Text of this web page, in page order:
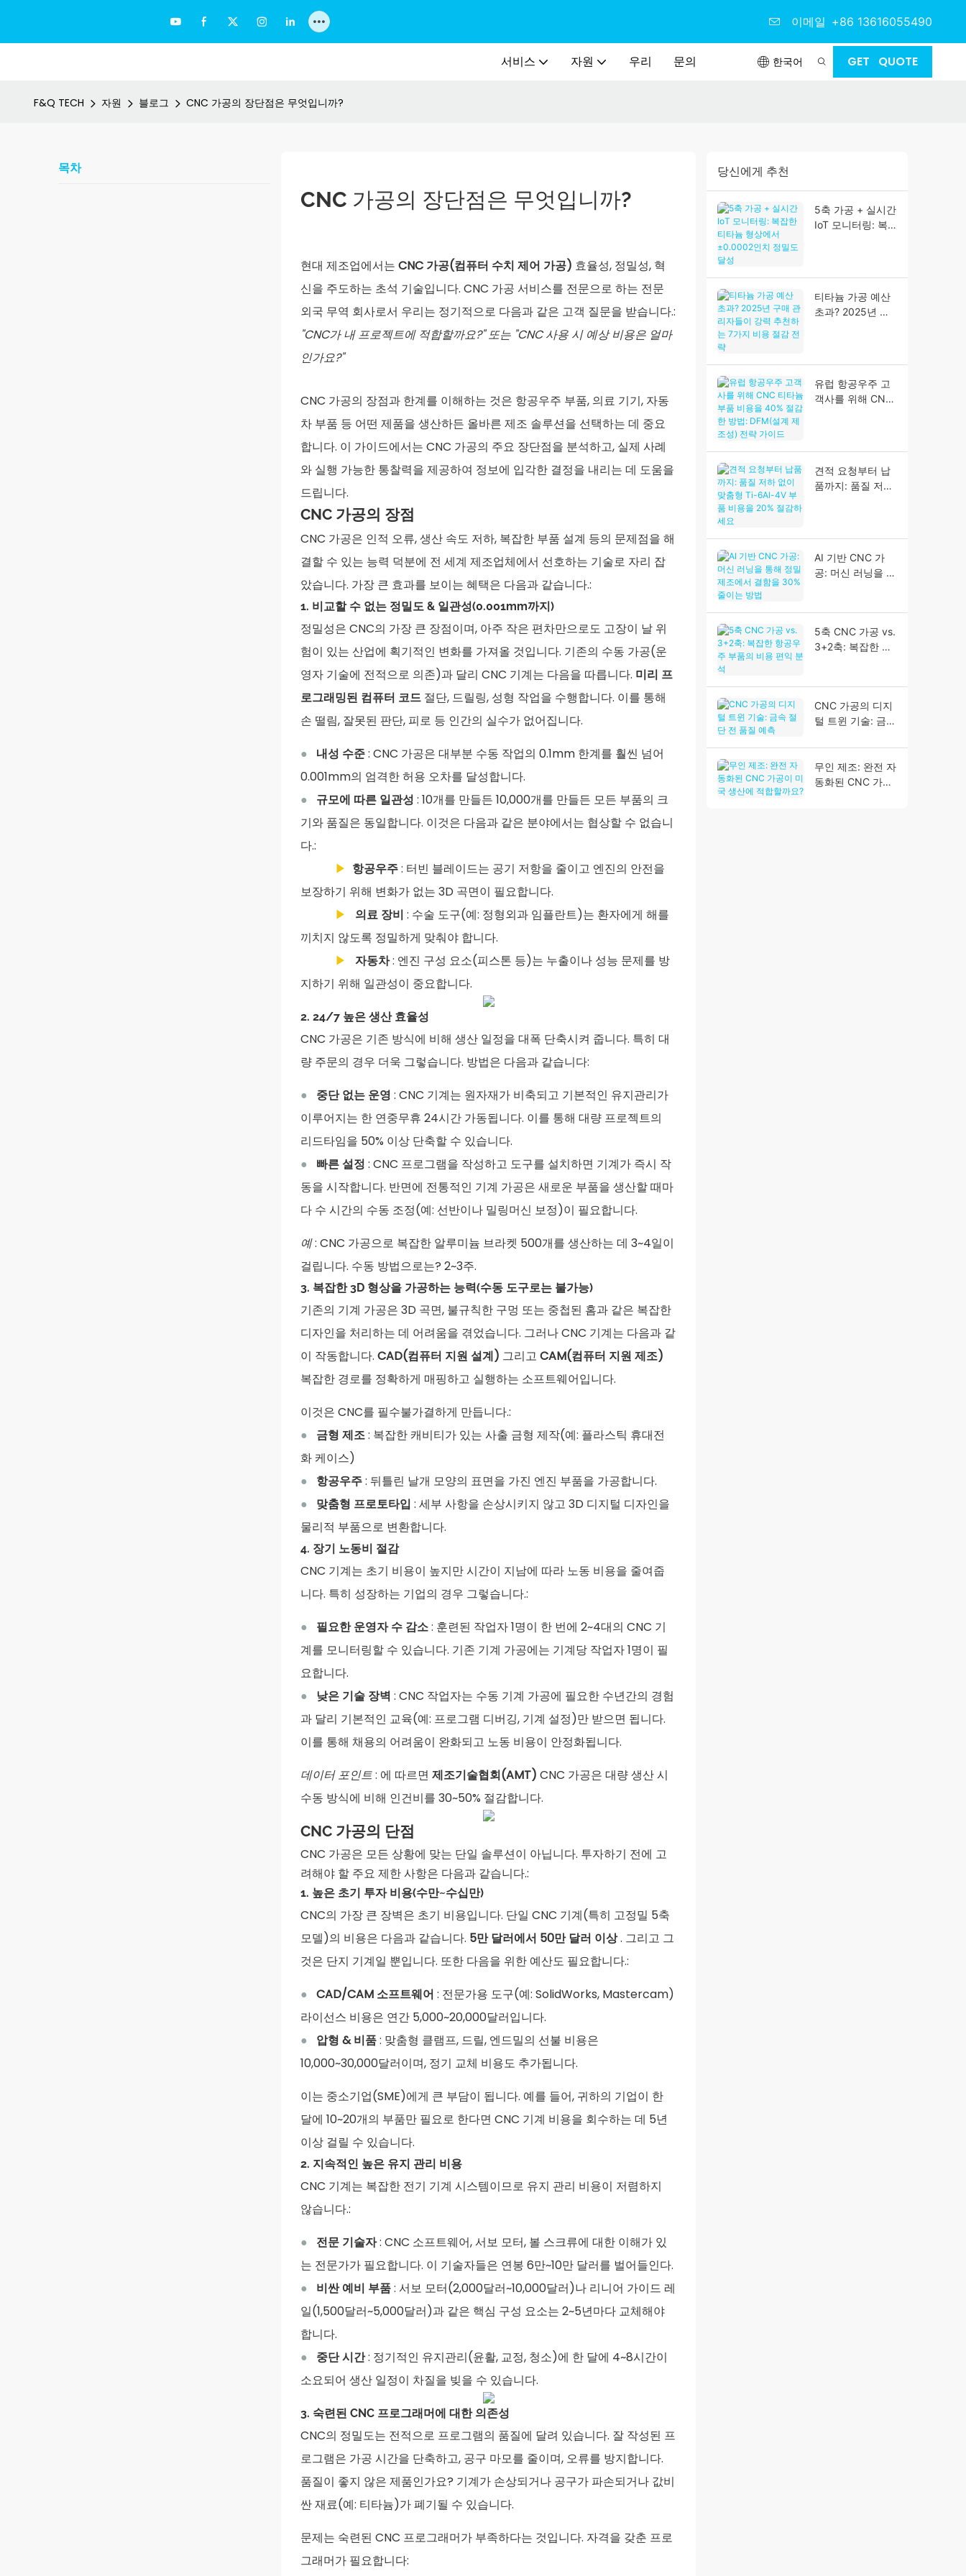
이메일 +86 13616055490
서비스 자원 우리 문의 한국어 GET QUOTE
F&Q TECH 자원 블로그 CNC 가공의 장단점은 무엇입니까?
목차
CNC 가공의 장단점은 무엇입니까?
현대 제조업에서는CNC 가공(컴퓨터 수치 제어 가공) 효율성, 정밀성, 혁
신을 주도하는 초석 기술입니다. CNC 가공 서비스를 전문으로 하는 전문
외국 무역 회사로서 우리는 정기적으로 다음과 같은 고객 질문을 받습니다.:
"CNC가 내 프로젝트에 적합할까요?" 또는 "CNC 사용 시 예상 비용은 얼마
인가요?"
CNC 가공의 장점과 한계를 이해하는 것은 항공우주 부품, 의료 기기, 자동
차 부품 등 어떤 제품을 생산하든 올바른 제조 솔루션을 선택하는 데 중요
합니다. 이 가이드에서는 CNC 가공의 주요 장단점을 분석하고, 실제 사례
와 실행 가능한 통찰력을 제공하여 정보에 입각한 결정을 내리는 데 도움을
드립니다.
CNC 가공의 장점
CNC 가공은 인적 오류, 생산 속도 저하, 복잡한 부품 설계 등의 문제점을 해
결할 수 있는 능력 덕분에 전 세계 제조업체에서 선호하는 기술로 자리 잡
았습니다. 가장 큰 효과를 보이는 혜택은 다음과 같습니다.:
1. 비교할 수 없는 정밀도 & 일관성(0.001mm까지)
정밀성은 CNC의 가장 큰 장점이며, 아주 작은 편차만으로도 고장이 날 위
험이 있는 산업에 획기적인 변화를 가져올 것입니다. 기존의 수동 가공(운
영자 기술에 전적으로 의존)과 달리 CNC 기계는 다음을 따릅니다. 미리 프
로그래밍된 컴퓨터 코드 절단, 드릴링, 성형 작업을 수행합니다. 이를 통해
손 떨림, 잘못된 판단, 피로 등 인간의 실수가 없어집니다.
●
내성 수준: CNC 가공은 대부분 수동 작업의 0.1mm 한계를 훨씬 넘어
0.001mm의 엄격한 허용 오차를 달성합니다.
●
규모에 따른 일관성: 10개를 만들든 10,000개를 만들든 모든 부품의 크
기와 품질은 동일합니다. 이것은 다음과 같은 분야에서는 협상할 수 없습니
다.:
▶ 항공우주: 터빈 블레이드는 공기 저항을 줄이고 엔진의 안전을
보장하기 위해 변화가 없는 3D 곡면이 필요합니다.
▶
의료 장비: 수술 도구(예: 정형외과 임플란트)는 환자에게 해를
끼치지 않도록 정밀하게 맞춰야 합니다.
▶
자동차: 엔진 구성 요소(피스톤 등)는 누출이나 성능 문제를 방
지하기 위해 일관성이 중요합니다.
2. 24/7 높은 생산 효율성
CNC 가공은 기존 방식에 비해 생산 일정을 대폭 단축시켜 줍니다. 특히 대
량 주문의 경우 더욱 그렇습니다. 방법은 다음과 같습니다:
●
중단 없는 운영: CNC 기계는 원자재가 비축되고 기본적인 유지관리가
이루어지는 한 연중무휴 24시간 가동됩니다. 이를 통해 대량 프로젝트의
리드타임을 50% 이상 단축할 수 있습니다.
●
빠른 설정: CNC 프로그램을 작성하고 도구를 설치하면 기계가 즉시 작
동을 시작합니다. 반면에 전통적인 기계 가공은 새로운 부품을 생산할 때마
다 수 시간의 수동 조정(예: 선반이나 밀링머신 보정)이 필요합니다.
예: CNC 가공으로 복잡한 알루미늄 브라켓 500개를 생산하는 데 3~4일이
걸립니다. 수동 방법으로는? 2~3주.
3. 복잡한 3D 형상을 가공하는 능력(수동 도구로는 불가능)
기존의 기계 가공은 3D 곡면, 불규칙한 구멍 또는 중첩된 홈과 같은 복잡한
디자인을 처리하는 데 어려움을 겪었습니다. 그러나 CNC 기계는 다음과 같
이 작동합니다.CAD(컴퓨터 지원 설계) 그리고CAM(컴퓨터 지원 제조)
복잡한 경로를 정확하게 매핑하고 실행하는 소프트웨어입니다.
이것은 CNC를 필수불가결하게 만듭니다.:
●
금형 제조: 복잡한 캐비티가 있는 사출 금형 제작(예: 플라스틱 휴대전
화 케이스)
●
항공우주: 뒤틀린 날개 모양의 표면을 가진 엔진 부품을 가공합니다.
●
맞춤형 프로토타입: 세부 사항을 손상시키지 않고 3D 디지털 디자인을
물리적 부품으로 변환합니다.
4. 장기 노동비 절감
CNC 기계는 초기 비용이 높지만 시간이 지남에 따라 노동 비용을 줄여줍
니다. 특히 성장하는 기업의 경우 그렇습니다.:
●
필요한 운영자 수 감소: 훈련된 작업자 1명이 한 번에 2~4대의 CNC 기
계를 모니터링할 수 있습니다. 기존 기계 가공에는 기계당 작업자 1명이 필
요합니다.
●
낮은 기술 장벽: CNC 작업자는 수동 기계 가공에 필요한 수년간의 경험
과 달리 기본적인 교육(예: 프로그램 디버깅, 기계 설정)만 받으면 됩니다.
이를 통해 채용의 어려움이 완화되고 노동 비용이 안정화됩니다.
데이터 포인트: 에 따르면제조기술협회(AMT)CNC 가공은 대량 생산 시
수동 방식에 비해 인건비를 30~50% 절감합니다.
CNC 가공의 단점
CNC 가공은 모든 상황에 맞는 단일 솔루션이 아닙니다. 투자하기 전에 고
려해야 할 주요 제한 사항은 다음과 같습니다.:
1. 높은 초기 투자 비용(수만~수십만)
CNC의 가장 큰 장벽은 초기 비용입니다. 단일 CNC 기계(특히 고정밀 5축
모델)의 비용은 다음과 같습니다. 5만 달러에서 50만 달러 이상. 그리고 그
것은 단지 기계일 뿐입니다. 또한 다음을 위한 예산도 필요합니다.:
● CAD/CAM 소프트웨어: 전문가용 도구(예: SolidWorks, Mastercam)
라이선스 비용은 연간 5,000~20,000달러입니다.
●
압형 & 비품: 맞춤형 클램프, 드릴, 엔드밀의 선불 비용은
10,000~30,000달러이며, 정기 교체 비용도 추가됩니다.
이는 중소기업(SME)에게 큰 부담이 됩니다. 예를 들어, 귀하의 기업이 한
달에 10~20개의 부품만 필요로 한다면 CNC 기계 비용을 회수하는 데 5년
이상 걸릴 수 있습니다.
2. 지속적인 높은 유지 관리 비용
CNC 기계는 복잡한 전기 기계 시스템이므로 유지 관리 비용이 저렴하지
않습니다.:
●
전문 기술자: CNC 소프트웨어, 서보 모터, 볼 스크류에 대한 이해가 있
는 전문가가 필요합니다. 이 기술자들은 연봉 6만~10만 달러를 벌어들인다.
●
비싼 예비 부품: 서보 모터(2,000달러~10,000달러)나 리니어 가이드 레
일(1,500달러~5,000달러)과 같은 핵심 구성 요소는 2~5년마다 교체해야
합니다.
●
중단 시간: 정기적인 유지관리(윤활, 교정, 청소)에 한 달에 4~8시간이
소요되어 생산 일정이 차질을 빚을 수 있습니다.
3. 숙련된 CNC 프로그래머에 대한 의존성
CNC의 정밀도는 전적으로 프로그램의 품질에 달려 있습니다. 잘 작성된 프
로그램은 가공 시간을 단축하고, 공구 마모를 줄이며, 오류를 방지합니다.
품질이 좋지 않은 제품인가요? 기계가 손상되거나 공구가 파손되거나 값비
싼 재료(예: 티타늄)가 폐기될 수 있습니다.
문제는 숙련된 CNC 프로그래머가 부족하다는 것입니다. 자격을 갖춘 프로
그래머가 필요합니다:
당신에게 추천
5축 가공 + 실시간
IoT 모니터링: 복
티타늄 가공 예산
초과? 2025년 구
유럽 ​​항공우주 고
객사를 위해 CNC
견적 요청부터 납
품까지: 품질 저하
AI 기반 CNC 가
공: 머신 러닝을 통
5축 CNC 가공 vs.
3+2축: 복잡한 항
CNC 가공의 디지
털 트윈 기술: 금속
무인 제조: 완전 자
동화된 CNC 가공